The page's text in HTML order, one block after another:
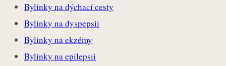
Bylinky na dýchací cesty
Bylinky na dyspepsii
Bylinky na ekzémy
Bylinky na epilepsii